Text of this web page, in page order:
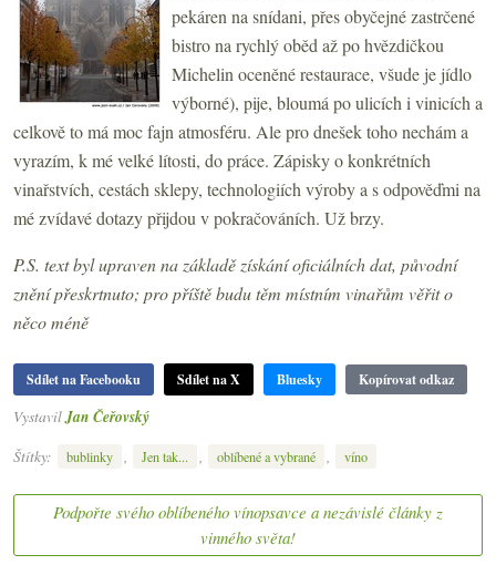
pekáren na snídani, přes obyčejné zastrčené
bistro na rychlý oběd až po hvězdičkou
Michelin oceněné restaurace, všude je jídlo
výborné), pije, bloumá po ulicích i vinicích a
celkově to má moc fajn atmosféru. Ale pro dnešek toho nechám a
vyrazím, k mé velké lítosti, do práce. Zápisky o konkrétních
vinařstvích, cestách sklepy, technologiích výroby a s odpověďmi na
mé zvídavé dotazy přijdou v pokračováních. Už brzy.
P.S. text byl upraven na základě získání oficiálních dat, původní
znění přeskrtnuto; pro příště budu těm místním vinařům věřit o
něco méně
Sdílet na Facebooku Sdílet na X Bluesky Kopírovat odkaz
Vystavil Jan Čeřovský
Štítky:
bublinky , Jen tak... , oblíbené a vybrané , víno
Podpořte svého oblíbeného vínopsavce a nezávislé články z
vinného světa!